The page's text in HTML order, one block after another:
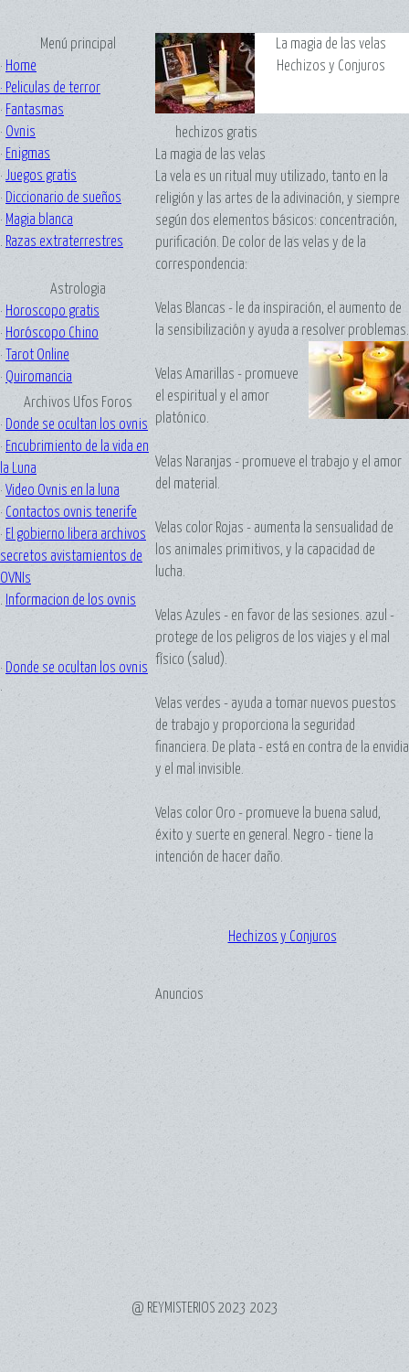
Menú principal
· Home
· Peliculas de terror
· Fantasmas
· Ovnis
· Enigmas
· Juegos gratis
· Diccionario de sueños
· Magia blanca
Razas extraterrestres
Astrologia
· Horoscopo gratis
· Horóscopo Chino
·
Tarot Online
· Quiromancia
Archivos Ufos Foros
· Donde se ocultan los ovnis
· Encubrimiento de la vida en
la Luna
· Video Ovnis en la luna
· Contactos ovnis tenerife
· El gobierno libera archivos
secretos avistamientos de
OVNIs
Informacion de los ovnis
· Donde se ocultan los ovnis
·
La magia de las velas
Hechizos y Conjuros
hechizos gratis
La magia de las velas
La vela es un ritual muy utilizado, tanto en la
religión y las artes de la adivinación, y siempre
según dos elementos básicos: concentración,
purificación. De color de las velas y de la
correspondencia:
Velas Blancas - le da inspiración, el aumento de
la sensibilización y ayuda a resolver problemas.
Velas Amarillas - promueve
el espiritual y el amor
platónico.
Velas Naranjas - promueve el trabajo y el amor
del material.
Velas color Rojas - aumenta la sensualidad de
los animales primitivos, y la capacidad de
lucha.
Velas Azules - en favor de las sesiones. azul -
protege de los peligros de los viajes y el mal
físico (salud).
Velas verdes - ayuda a tomar nuevos puestos
de trabajo y proporciona la seguridad
financiera. De plata - está en contra de la envidia
y el mal invisible.
Velas color Oro - promueve la buena salud,
éxito y suerte en general. Negro - tiene la
intención de hacer daño.
Hechizos y Conjuros
Anuncios
@ REYMISTERIOS 2023 2023